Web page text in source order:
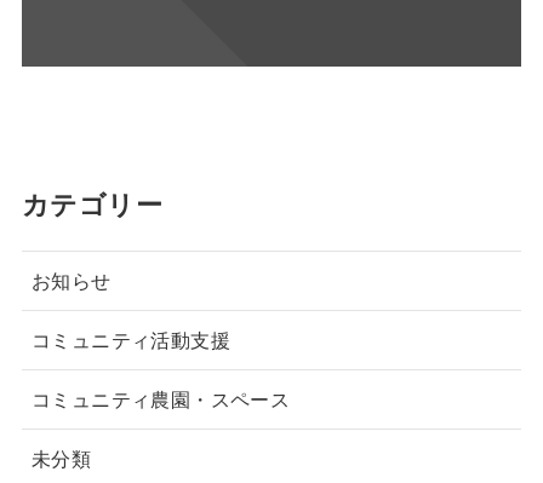
カテゴリー
お知らせ
コミュニティ活動支援
コミュニティ農園・スペース
未分類